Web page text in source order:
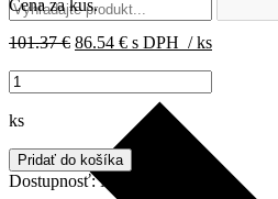
Cena za kus.
101.37€ Pôvodná
86.54 €Aktuálna
86.54 €.
s DPH / ks
množstvo
Skrinka
do
Balak,
šírka
ks
Pridať do košíka
Dostupnosť:Na sklade